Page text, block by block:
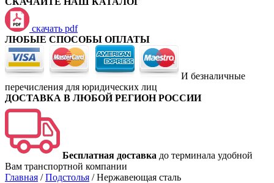
скачать pdf
ЛЮБЫЕ СПОСОБЫ ОПЛАТЫ
И безналичные
перечисления для юридических лиц
ДОСТАВКА В ЛЮБОЙ РЕГИОН РОССИИ
Бесплатная доставка до терминала удобной
Вам транспортной компании
Главная /Подстолья /Нержавеющая сталь